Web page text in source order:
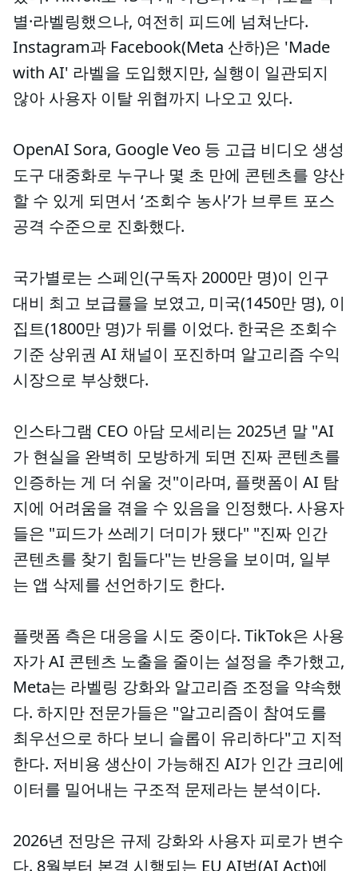
별·라벨링했으나, 여전히 피드에 넘쳐난다.
Instagram과 Facebook(Meta 산하)은 'Made
with AI' 라벨을 도입했지만, 실행이 일관되지
않아 사용자 이탈 위협까지 나오고 있다.
OpenAI Sora, Google Veo 등 고급 비디오 생성
도구 대중화로 누구나 몇 초 만에 콘텐츠를 양산
할 수 있게 되면서 ‘조회수 농사’가 브루트 포스
공격 수준으로 진화했다.
국가별로는 스페인(구독자 2000만 명)이 인구
대비 최고 보급률을 보였고, 미국(1450만 명), 이
집트(1800만 명)가 뒤를 이었다. 한국은 조회수
기준 상위권 AI 채널이 포진하며 알고리즘 수익
시장으로 부상했다.
인스타그램 CEO 아담 모세리는 2025년 말 "AI
가 현실을 완벽히 모방하게 되면 진짜 콘텐츠를
인증하는 게 더 쉬울 것"이라며, 플랫폼이 AI 탐
지에 어려움을 겪을 수 있음을 인정했다. 사용자
들은 "피드가 쓰레기 더미가 됐다" "진짜 인간
콘텐츠를 찾기 힘들다"는 반응을 보이며, 일부
는 앱 삭제를 선언하기도 한다.
플랫폼 측은 대응을 시도 중이다. TikTok은 사용
자가 AI 콘텐츠 노출을 줄이는 설정을 추가했고,
Meta는 라벨링 강화와 알고리즘 조정을 약속했
다. 하지만 전문가들은 "알고리즘이 참여도를
최우선으로 하다 보니 슬롭이 유리하다"고 지적
한다. 저비용 생산이 가능해진 AI가 인간 크리에
이터를 밀어내는 구조적 문제라는 분석이다.
2026년 전망은 규제 강화와 사용자 피로가 변수
다. 8월부터 본격 시행되는 EU AI법(AI Act)에